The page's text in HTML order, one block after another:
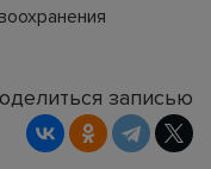
записью